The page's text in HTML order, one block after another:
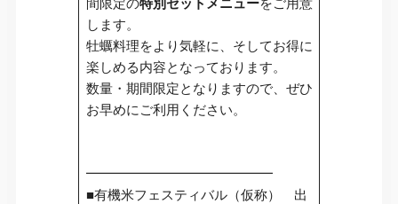
します。
牡蠣料理をより気軽に、そしてお得に
楽しめる内容となっております。
数量・期間限定となりますので、ぜひ
お早めにご利用ください。
━━━━━━━━━━━━━━
■有機米フェスティバル（仮称） 出